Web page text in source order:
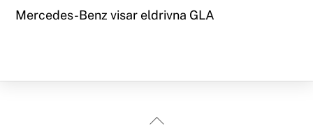
Mercedes-Benz visar eldrivna GLA
Back